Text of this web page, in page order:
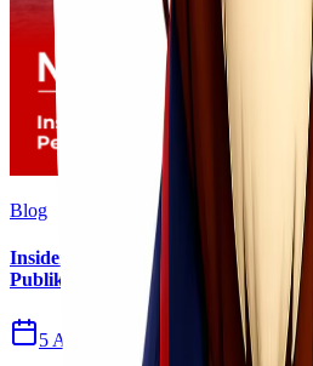
Blog
Insiden Kebakaran KM Mutiara
Publik
5 Agu 2026